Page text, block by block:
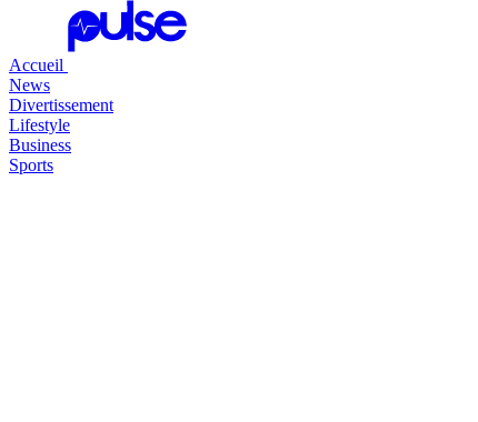
Accueil
News
Divertissement
Lifestyle
Business
Sports